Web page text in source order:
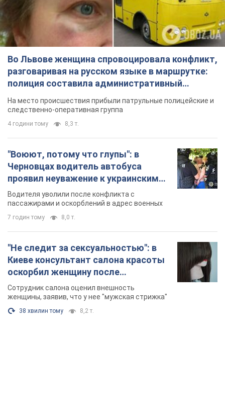
Во Львове женщина спровоцировала конфликт,
разговаривая на русском языке в маршрутке:
полиция составила административный
протокол. Видео
На место происшествия прибыли патрульные полицейские и
следственно-оперативная группа
4 години тому 8,3 т.
"Воюют, потому что глупы": в
Черновцах водитель автобуса
проявил неуважение к украинским
военным и поплатился за это.
Видео
Водителя уволили после конфликта с
пассажирами и оскорблений в адрес военных
7 годин тому 8,0 т.
"Не следит за сексуальностью": в
Киеве консультант салона красоты
оскорбил женщину после
химиотерапии, разгорелся скандал.
Фото
Сотрудник салона оценил внешность
женщины, заявив, что у нее "мужская стрижка"
38 хвилин тому 8,2 т.